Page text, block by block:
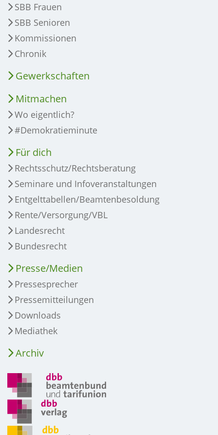
SBB Frauen
SBB Senioren
Kommissionen
Chronik
Gewerkschaften
Mitmachen
Wo eigentlich?
#Demokratieminute
Für dich
Rechtsschutz/Rechtsberatung
Seminare und Infoveranstaltungen
Entgelttabellen/Beamtenbesoldung
Rente/Versorgung/VBL
Landesrecht
Bundesrecht
Presse/Medien
Pressesprecher
Pressemitteilungen
Downloads
Mediathek
Archiv